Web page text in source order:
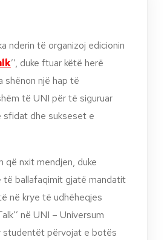
nderin të organizoj edicionin
’’, duke ftuar këtë herë
shënon një hap të
të UNI për të siguruar
dhe sukseset e
që nxit mendjen, duke
të ballafaqimit gjatë mandatit
në krye të udhëheqjes
në UNI – Universum
studentët përvojat e botës